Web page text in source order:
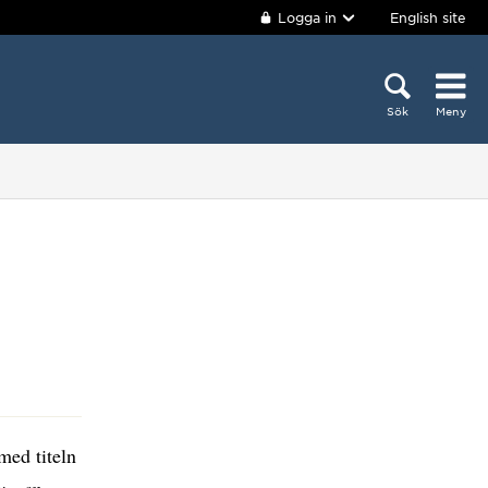
Logga in English site
Sök Meny
titeln